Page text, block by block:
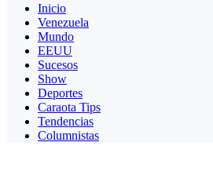
Inicio
Venezuela
Mundo
EEUU
Sucesos
Show
Deportes
Caraota Tips
Tendencias
Columnistas